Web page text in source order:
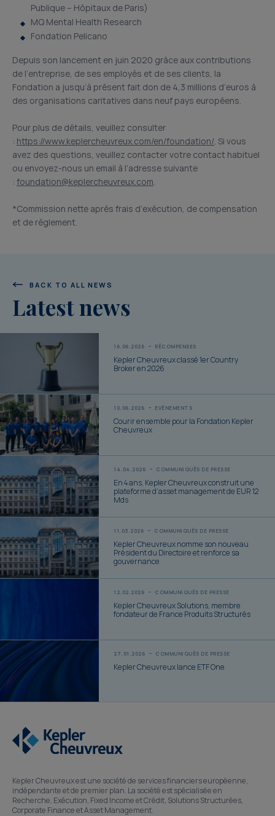
Publique – Hôpitaux de Paris)
MQ Mental Health Research
Fondation Pelicano
Depuis son lancement en juin 2020 grâce aux contributions
de l’entreprise, de ses employés et de ses clients, la
Fondation a jusqu’à présent fait don de 4,3 millions d’euros à
des organisations caritatives dans neuf pays européens.
Pour plus de détails, veuillez consulter
: https://www.keplercheuvreux.com/en/foundation/. Si vous
avez des questions, veuillez contacter votre contact habituel
ou envoyez-nous un email à l’adresse suivante
: foundation@keplercheuvreux.com.
*Commission nette après frais d’exécution, de compensation
et de règlement.
BACK TO ALL NEWS
Latest news
16.06.2026 RÉCOMPENSES
Kepler Cheuvreux classé 1er Country
Broker en 2026
10.06.2026 EVÉNEMENTS
Courir ensemble pour la Fondation Kepler
Cheuvreux
14.04.2026 COMMUNIQUÉS DE PRESSE
En 4 ans, Kepler Cheuvreux construit une
plateforme d’asset management de EUR 12
Mds
11.03.2026 COMMUNIQUÉS DE PRESSE
Kepler Cheuvreux nomme son nouveau
Président du Directoire et renforce sa
gouvernance
12.02.2026 COMMUNIQUÉS DE PRESSE
Kepler Cheuvreux Solutions, membre
fondateur de France Produits Structurés
27.01.2026 COMMUNIQUÉS DE PRESSE
Kepler Cheuvreux lance ETF One
Kepler Cheuvreux est une société de services financiers européenne,
indépendante et de premier plan. La société est spécialisée en
Recherche, Exécution, Fixed Income et Crédit, Solutions Structurées,
Corporate Finance et Asset Management.